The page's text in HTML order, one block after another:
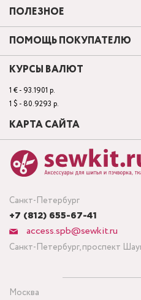
Санкт-Петербург
+7 (812) 655-67-41
access.spb@sewkit.ru
Санкт-Петербург, проспект
Москва
ПОЛЕЗНОЕ
ПОМОЩЬ ПОКУПАТЕЛЮ
КУРСЫ ВАЛЮТ
1 € - 93.1901 р.
1 $ - 80.9293 р.
КАРТА САЙТА